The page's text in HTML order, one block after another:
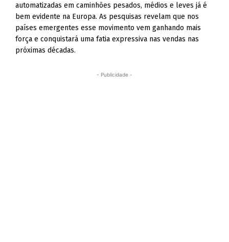
automatizadas em caminhões pesados, médios e leves já é
bem evidente na Europa. As pesquisas revelam que nos
países emergentes esse movimento vem ganhando mais
força e conquistará uma fatia expressiva nas vendas nas
próximas décadas.
- Publicidade -